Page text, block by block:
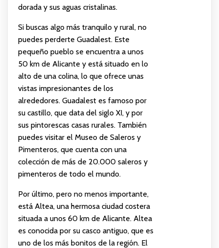
dorada y sus aguas cristalinas.
Si buscas algo más tranquilo y rural, no
puedes perderte Guadalest. Este
pequeño pueblo se encuentra a unos
50 km de Alicante y está situado en lo
alto de una colina, lo que ofrece unas
vistas impresionantes de los
alrededores. Guadalest es famoso por
su castillo, que data del siglo XI, y por
sus pintorescas casas rurales. También
puedes visitar el Museo de Saleros y
Pimenteros, que cuenta con una
colección de más de 20.000 saleros y
pimenteros de todo el mundo.
Por último, pero no menos importante,
está Altea, una hermosa ciudad costera
situada a unos 60 km de Alicante. Altea
es conocida por su casco antiguo, que es
uno de los más bonitos de la región. El